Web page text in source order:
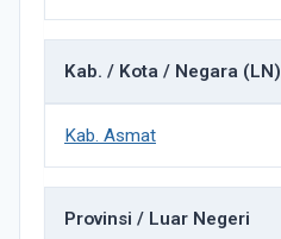
Kab. / Kota / Negara (LN)
Kab. Asmat
Provinsi / Luar Negeri